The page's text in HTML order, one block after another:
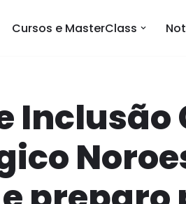
Cursos e MasterClass